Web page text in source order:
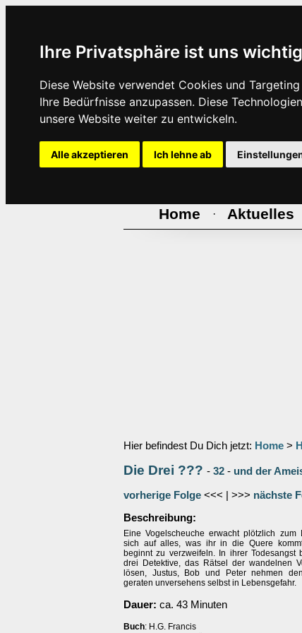
Ihre Privatsphäre ist uns wichtig
Diese Website verwendet Cookies und
Ihre Bedürfnisse anzupassen. Diese
unsere Website weiter zu entwickeln.
Alle akzeptieren Ich lehne ab
Home · Aktuelles
Hier befindest Du Dich jetzt: Home >
Die Drei ??? - 32 - und der
vorherige Folge <<< | >>> nächste
Beschreibung:
Eine Vogelscheuche erwacht plötzlich zum
sich auf alles, was ihr in die Quere
beginnt zu verzweifeln. In ihrer Todesangst
drei Detektive, das Rätsel der wandelnen
lösen, Justus, Bob und Peter nehmen
geraten unversehens selbst in Lebensgefahr.
Dauer: ca. 43 Minuten
Buch: H.G. Francis